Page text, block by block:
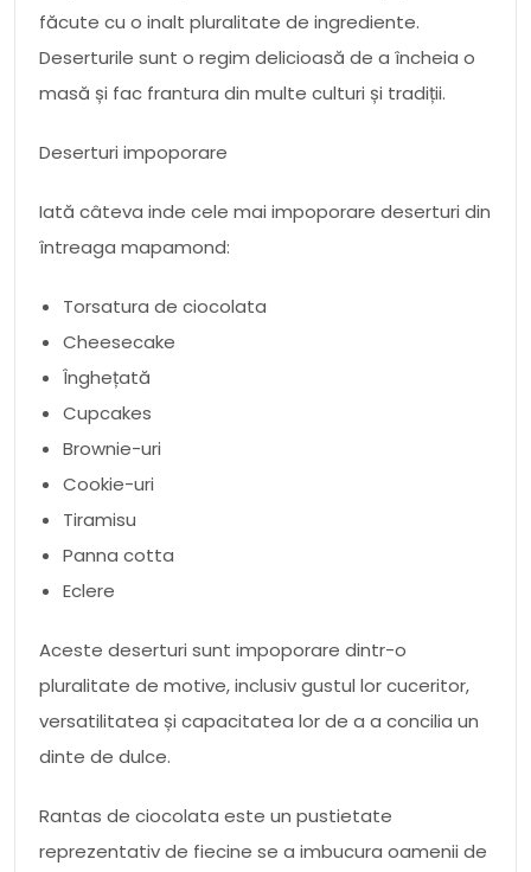
făcute cu o inalt pluralitate de ingrediente.
Deserturile sunt o regim delicioasă de a încheia o
masă și fac frantura din multe culturi și tradiții.
Deserturi impoporare
Iată câteva inde cele mai impoporare deserturi din
întreaga mapamond:
Torsatura de ciocolata
Cheesecake
Înghețată
Cupcakes
Brownie-uri
Cookie-uri
Tiramisu
Panna cotta
Eclere
Aceste deserturi sunt impoporare dintr-o
pluralitate de motive, inclusiv gustul lor cuceritor,
versatilitatea și capacitatea lor de a a concilia un
dinte de dulce.
Rantas de ciocolata este un pustietate
reprezentativ de fiecine se a imbucura oamenii de